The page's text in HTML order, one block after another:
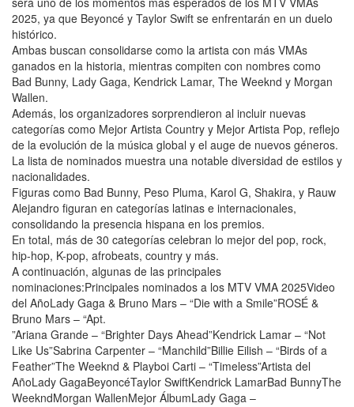
2025, ya que Beyoncé y Taylor Swift se enfrentarán en un duelo
histórico.
Ambas buscan consolidarse como la artista con más VMAs
ganados en la historia, mientras compiten con nombres como
Bad Bunny, Lady Gaga, Kendrick Lamar, The Weeknd y Morgan
Wallen.
Además, los organizadores sorprendieron al incluir nuevas
categorías como Mejor Artista Country y Mejor Artista Pop, reflejo
de la evolución de la música global y el auge de nuevos géneros.
La lista de nominados muestra una notable diversidad de estilos y
nacionalidades.
Figuras como Bad Bunny, Peso Pluma, Karol G, Shakira, y Rauw
Alejandro figuran en categorías latinas e internacionales,
consolidando la presencia hispana en los premios.
En total, más de 30 categorías celebran lo mejor del pop, rock,
hip-hop, K-pop, afrobeats, country y más.
A continuación, algunas de las principales
nominaciones:Principales nominados a los MTV VMA 2025Video
del AñoLady Gaga & Bruno Mars – “Die with a Smile”ROSÉ &
Bruno Mars – “Apt.
”Ariana Grande – “Brighter Days Ahead”Kendrick Lamar – “Not
Like Us”Sabrina Carpenter – “Manchild”Billie Eilish – “Birds of a
Feather”The Weeknd & Playboi Carti – “Timeless”Artista del
AñoLady GagaBeyoncéTaylor SwiftKendrick LamarBad BunnyThe
WeekndMorgan WallenMejor ÁlbumLady Gaga –